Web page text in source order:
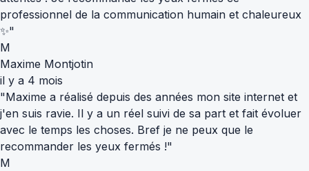
professionnel de la communication humain et chaleureux
✨"
M
Maxime Montjotin
il y a 4 mois
"Maxime a réalisé depuis des années mon site internet et
j'en suis ravie. Il y a un réel suivi de sa part et fait évoluer
avec le temps les choses. Bref je ne peux que le
recommander les yeux fermés !"
M